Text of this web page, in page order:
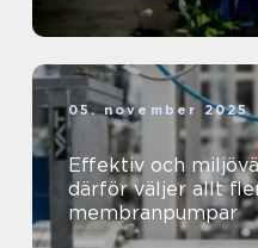
05. november 2025
Effektiv och
därför väljer allt
membranpumpar